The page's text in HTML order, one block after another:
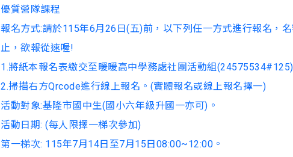
優質營隊課程
報名方式:請於115年6月26日(五)前，以下列任一方式進行報名，
止，欲報從速喔!
1.將紙本報名表繳交至暖暖高中學務處社團活動組(24575534#125)
2.掃描右方Qrcode進行線上報名。(實體報名或線上報名擇一)
活動對象:基隆市國中生(國小六年級升國一亦可)。
活動日期: (每人限擇一梯次參加)
第一梯次: 115年7月14日至7月15日08:00~12:00。